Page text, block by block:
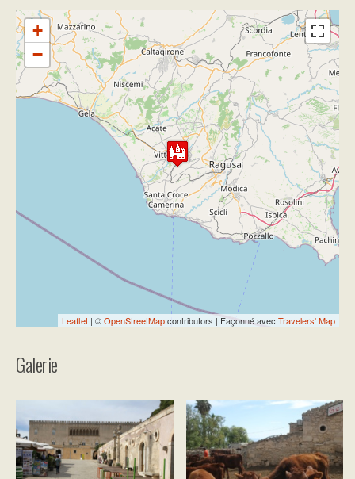
Travelers' Map is loading...
If you see this after your page is
loaded completely, leafletJS files are
missing.
+
−
Leaflet | ©OpenStreetMapcontributors | Façonné avec Travelers' Map
Galerie